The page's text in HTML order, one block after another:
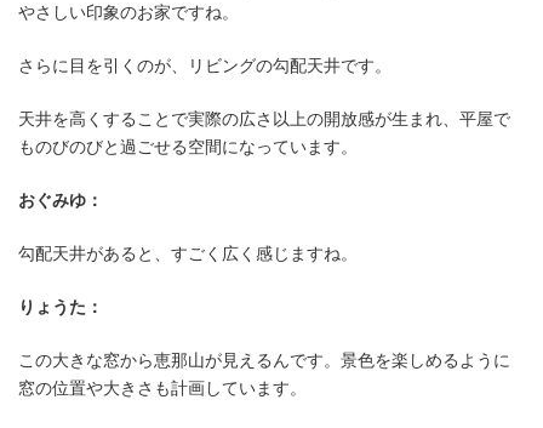
やさしい印象のお家ですね。
さらに目を引くのが、リビングの勾配天井です。
天井を高くすることで実際の広さ以上の開放感が生まれ、平屋で
ものびのびと過ごせる空間になっています。
おぐみゆ：
勾配天井があると、すごく広く感じますね。
りょうた：
この大きな窓から恵那山が見えるんです。景色を楽しめるように
窓の位置や大きさも計画しています。